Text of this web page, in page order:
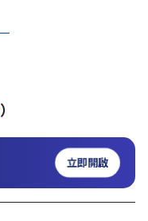
）
立即開啟